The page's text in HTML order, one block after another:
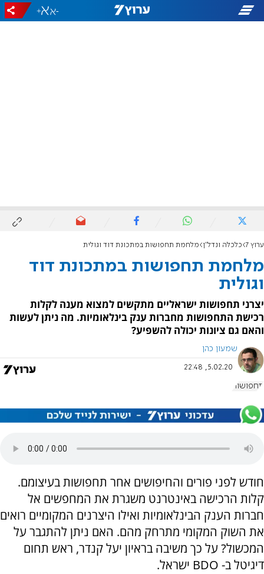
-
+
ערוץ 7 כלכלה ונדל"ן מלחמת תחפושות במתכונת דוד וגולית
מלחמת תחפושות במתכונת דוד
וגולית
יצרני תחפושות ישראליים מתקשים למצוא מענה לקלות
רכישת התחפושות מחברות ענק בינלאומיות. מה ניתן לעשות
והאם גם ציונות יכולה להשפיע?
שמעון כהן
5.02.20, 22:48
תחפושות
חודש לפני פורים והחיפושים אחר תחפושות בעיצומם.
קלות הרכישה באינטרנט משגרת את המחפשים אל
חברות הענק הבינלאומיות ואילו היצרנים המקומיים רואים
את השוק המקומי מתרחק מהם. האם ניתן להתגבר על
המכשול? על כך משיבה בראיון יעל קנדר, ראש תחום
דיגיטל ב-
ישראל.